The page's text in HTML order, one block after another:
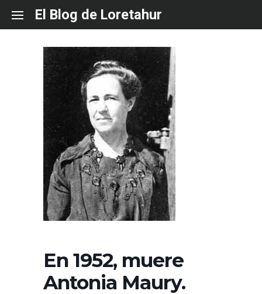
content
El Blog de Loretahur
En 1952, muere
Antonia Maury.